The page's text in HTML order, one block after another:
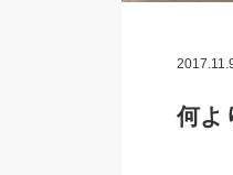
何よ